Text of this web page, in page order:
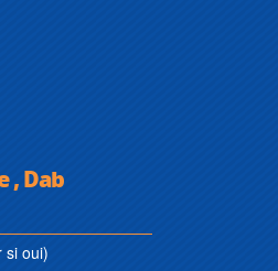
, Dab
si oui)